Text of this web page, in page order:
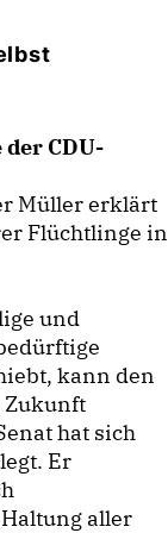
CDU-
Müller erklärt
Flüchtlinge in
und
kann den
Zukunft
hat sich
Er
aller